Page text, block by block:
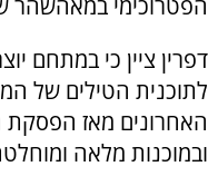
הפטרוכימי במאהשהר
דפרין ציין כי במתחם
לתוכנית הטילים של
האחרונים מאז הפסקת
ובמוכנות מלאה